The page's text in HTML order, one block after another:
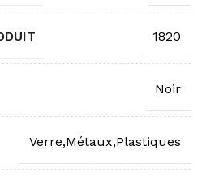
1820
Noir
Verre,Métaux,Plastiques